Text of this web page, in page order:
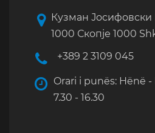
Кузман Јосифовски
1000 Скопје 1000
+389 2 3109 045
Orari i punës: Hënë
7.30 - 16.30